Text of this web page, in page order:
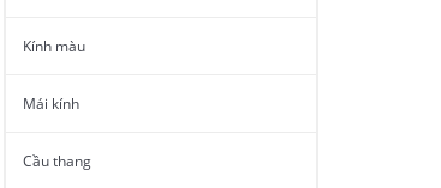
Kính màu
Mái kính
Cầu thang